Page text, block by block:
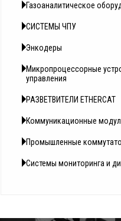
Газоаналитическое
СИСТЕМЫ ЧПУ
Энкодеры
Микропроцессорные
управления
РАЗВЕТВИТЕЛИ ETHERCAT
Коммуникационные
Промышленные
Системы мониторинга и